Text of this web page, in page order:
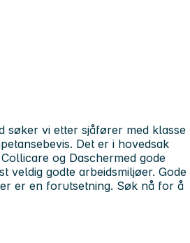
søker vi etter sjåfører med klasse
Det er i hovedsak
Collicare og Daschermed gode
veldig godte arbeidsmiljøer. Gode
er en forutsetning. Søk nå for å